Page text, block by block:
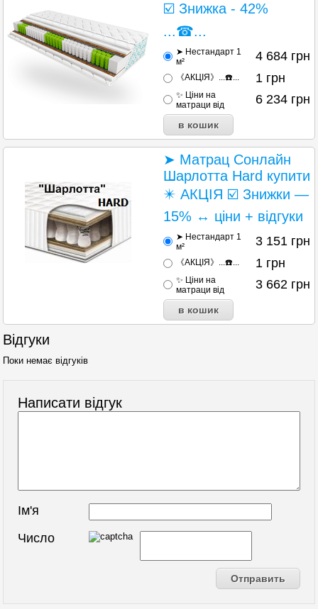
☑️ Знижка - 42%
...☎...
➤ Нестандарт 1
м²
4 684 грн
《АКЦІЯ》...☎️... 1 грн
✨ Ціни на
матраци від
6 234 грн
➤ Матрац Сонлайн
Шарлотта Hard купити
✴️ АКЦІЯ ☑️ Знижки —
15% ↔ ціни + відгуки
➤ Нестандарт 1
м²
3 151 грн
《АКЦІЯ》...☎️... 1 грн
✨ Ціни на
матраци від
3 662 грн
Відгуки
Поки немає відгуків
Написати відгук
Ім'я
Число